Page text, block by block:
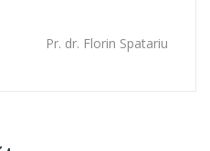
Pr. dr. Florin Spatariu